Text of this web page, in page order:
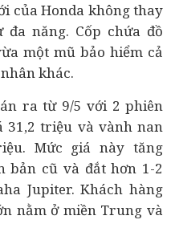
của Honda không thay
năng. Cốp chứa đồ
một mũ bảo hiểm cả
khác.
ra từ 9/5 với 2 phiên
31,2 triệu và vành nan
Mức giá này tăng
bản cũ và đắt hơn 1-2
Jupiter. Khách hàng
nằm ở miền Trung và